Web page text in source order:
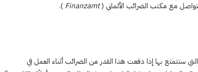
مع مكتب الضرائب الألماني (Finanzamt
).
ستتمتع بها إذا دفعت هذا القدر من الضرائب أثناء العمل في